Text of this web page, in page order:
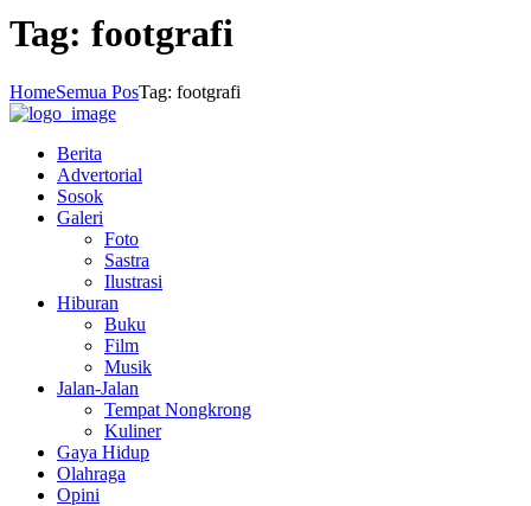
Tag: footgrafi
HomeSemua PosTag: footgrafi
Berita
Advertorial
Sosok
Galeri
Foto
Sastra
Ilustrasi
Hiburan
Buku
Film
Musik
Jalan-Jalan
Tempat Nongkrong
Kuliner
Gaya Hidup
Olahraga
Opini